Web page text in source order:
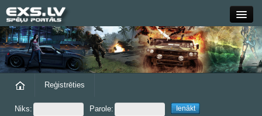
Close
Forums
Reģistrēties
Niks: Parole: